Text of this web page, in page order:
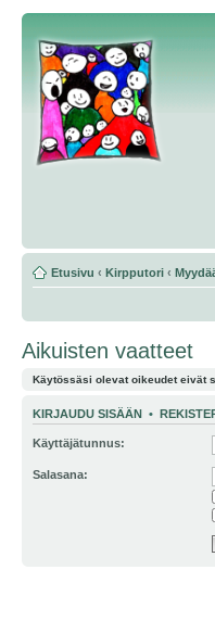
Etusivu ‹ Kirpputori ‹
Aikuisten vaatteet
Käytössäsi olevat oikeudet eivät
KIRJAUDU SISÄÄN •
Käyttäjätunnus:
Salasana: